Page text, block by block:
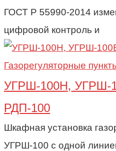
ГОСТ Р 55990-2014
цифровой контроль и
Газорегуляторные
УГРШ-100Н, УГРШ-
РДП-100
Шкафная установка
УГРШ-100 с одной